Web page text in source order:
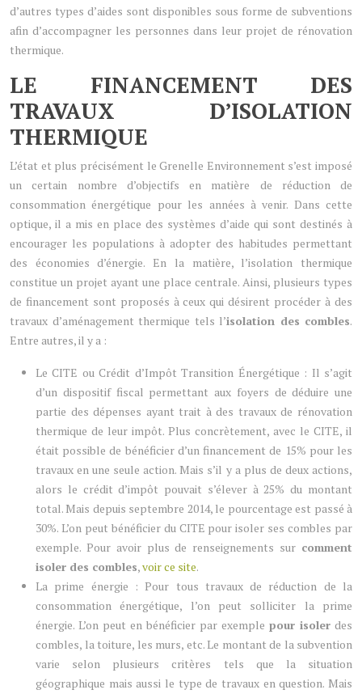
d’autres types d’aides sont disponibles sous forme de subventions
afin d’accompagner les personnes dans leur projet de rénovation
thermique.
LE FINANCEMENT DES
TRAVAUX D’ISOLATION
THERMIQUE
L’état et plus précisément le Grenelle Environnement s’est imposé
un certain nombre d’objectifs en matière de réduction de
consommation énergétique pour les années à venir. Dans cette
optique, il a mis en place des systèmes d’aide qui sont destinés à
encourager les populations à adopter des habitudes permettant
des économies d’énergie. En la matière, l’isolation thermique
constitue un projet ayant une place centrale. Ainsi, plusieurs types
de financement sont proposés à ceux qui désirent procéder à des
travaux d’aménagement thermique tels l’isolation des combles.
Entre autres, il y a :
Le CITE ou Crédit d’Impôt Transition Énergétique : Il s’agit
d’un dispositif fiscal permettant aux foyers de déduire une
partie des dépenses ayant trait à des travaux de rénovation
thermique de leur impôt. Plus concrètement, avec le CITE, il
était possible de bénéficier d’un financement de 15% pour les
travaux en une seule action. Mais s’il y a plus de deux actions,
alors le crédit d’impôt pouvait s’élever à 25% du montant
total. Mais depuis septembre 2014, le pourcentage est passé à
30%. L’on peut bénéficier du CITE pour isoler ses combles par
exemple. Pour avoir plus de renseignements sur comment
isoler des combles,voir ce site.
La prime énergie : Pour tous travaux de réduction de la
consommation énergétique, l’on peut solliciter la prime
énergie. L’on peut en bénéficier par exemple pour isoler des
combles, la toiture, les murs, etc. Le montant de la subvention
varie selon plusieurs critères tels que la situation
géographique mais aussi le type de travaux en question. Mais